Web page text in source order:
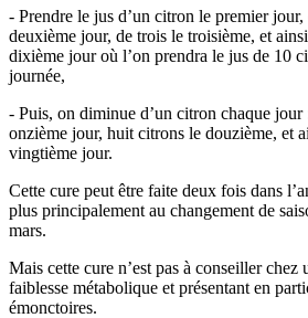
- Prendre le jus d’un citron le premier
deuxième jour, de trois le troisième, et
dixième jour où l’on prendra le jus de 10
journée,
- Puis, on diminue d’un citron chaque
onzième jour, huit citrons le douzième, et
vingtième jour.
Cette cure peut être faite deux fois dans
plus principalement au changement de
mars.
Mais cette cure n’est pas à conseiller chez
faiblesse métabolique et présentant en
émonctoires.